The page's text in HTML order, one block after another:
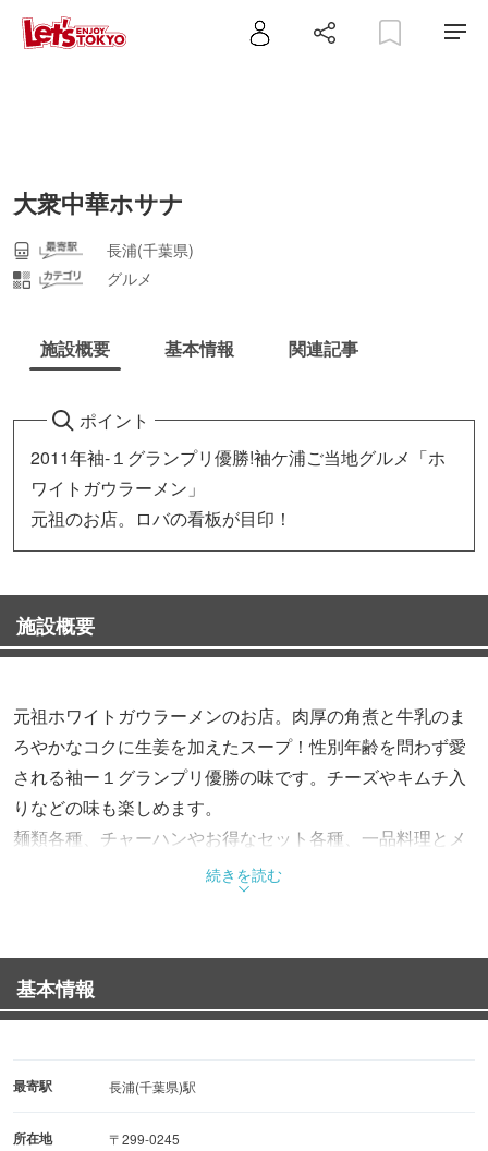
大衆中華ホサナ
長浦(千葉県)
グルメ
施設概要 基本情報 関連記事
ポイント
2011年袖-１グランプリ優勝!袖ケ浦ご当地グルメ「ホ
ワイトガウラーメン」
元祖のお店。ロバの看板が目印！
施設概要
元祖ホワイトガウラーメンのお店。肉厚の角煮と牛乳のま
ろやかなコクに生姜を加えたスープ！性別年齢を問わず愛
される袖ー１グランプリ優勝の味です。チーズやキムチ入
りなどの味も楽しめます。
麺類各種、チャーハンやお得なセット各種、一品料理とメ
ニューもバラエティで豊富に御用意。
「ロバのラーメン屋」の愛称で親しまれています。
続きを読む
基本情報
最寄駅 長浦(千葉県)駅
所在地
〒299-0245